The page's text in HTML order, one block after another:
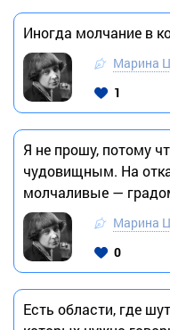
Иногда молчание в
Марина
1
Я не прошу, потому
чудовищным. На
молчаливые —
Марина
0
Есть области, где